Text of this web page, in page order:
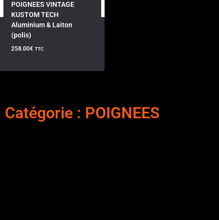
POIGNEES VINTAGE
KUSTOM TECH
Aluminium & Laiton
(polis)
258.00€ TTC
Catégorie : POIGNEES